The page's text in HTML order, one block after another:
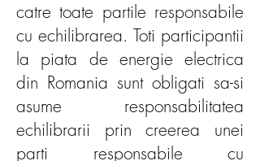
catre toate partile responsabile
cu echilibrarea. Toti participantii
la piata de energie electrica
din Romania sunt obligati sa-si
asume responsabilitatea
echilibrarii prin creerea unei
parti responsabile cu